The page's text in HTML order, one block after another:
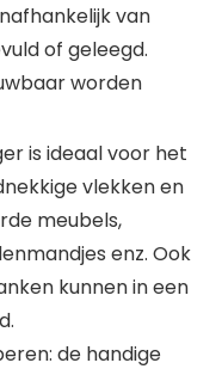
van
of geleegd.
worden
is ideaal voor het
vlekken en
meubels,
enz. Ook
kunnen in een
de handige